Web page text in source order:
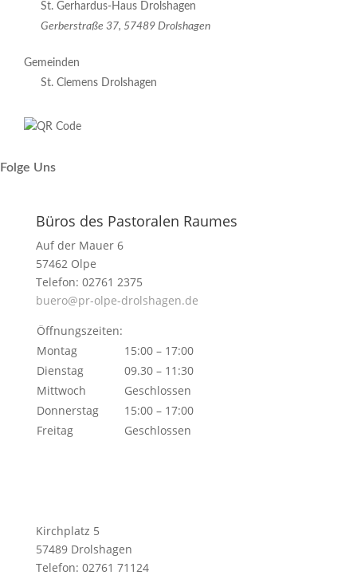
St. Gerhardus-Haus Drolshagen
Gerberstraße 37, 57489 Drolshagen
Gemeinden
St. Clemens Drolshagen
Folge Uns
Büros des Pastoralen Raumes
Auf der Mauer 6
57462 Olpe
Telefon: 02761 2375
buero@pr-olpe-drolshagen.de
Öffnungszeiten:
Montag
15:00 – 17:00
Dienstag
09.30 – 11:30
Mittwoch
Geschlossen
Donnerstag
15:00 – 17:00
Freitag
Geschlossen
Kirchplatz 5
57489 Drolshagen
Telefon: 02761 71124